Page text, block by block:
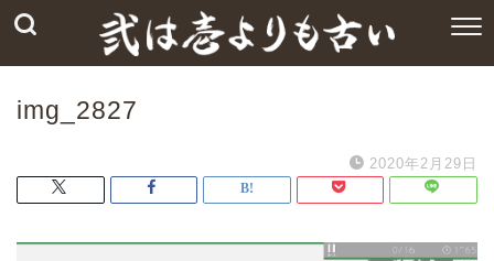
img_2827
2020年2月29日